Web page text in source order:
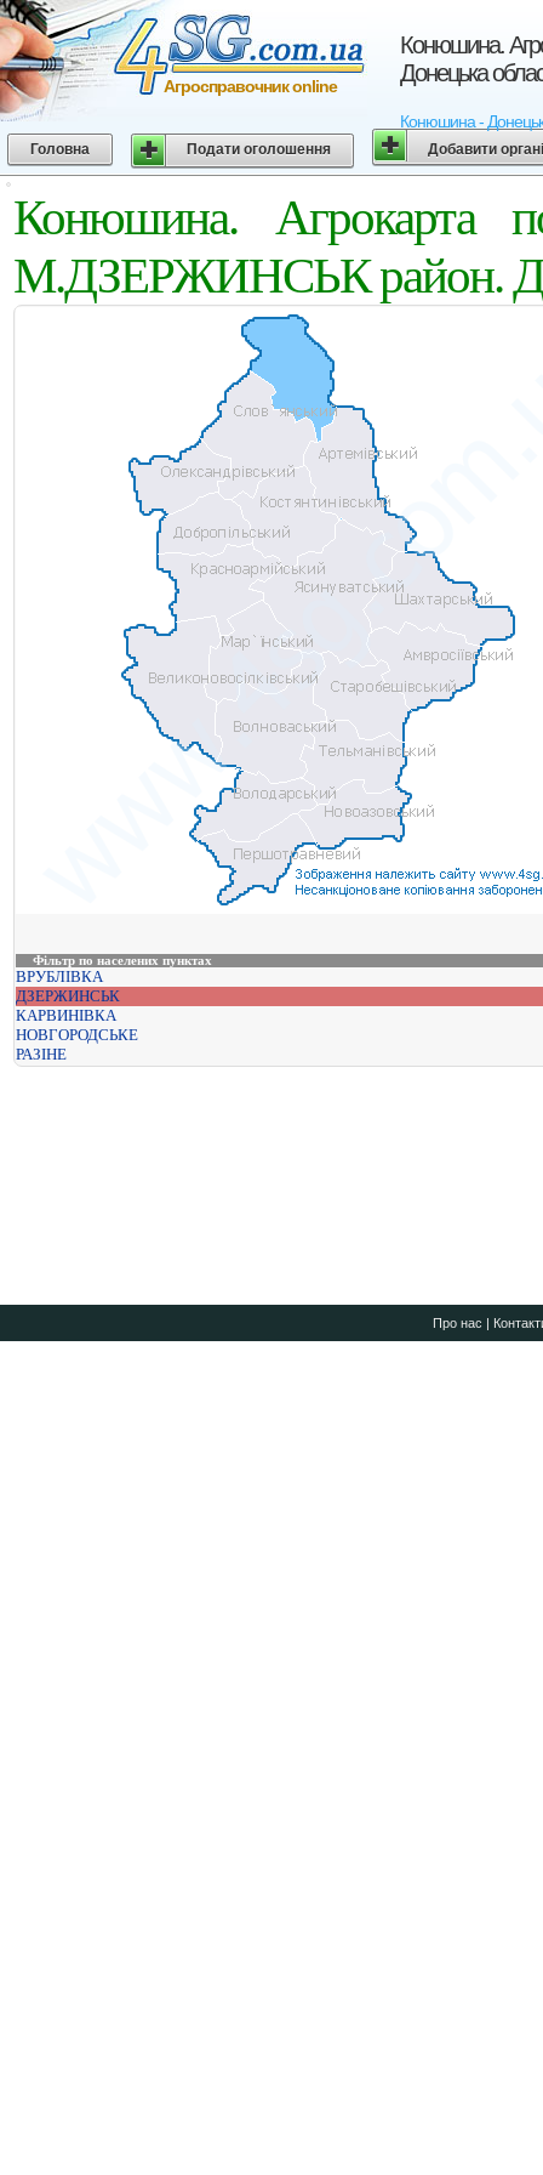
Конюшина.
Донецька
Конюшина -
Агросправочник online
Головна Подати оголошення Добавити
Конюшина. Агрокарта
М.ДЗЕРЖИНСЬК район.
Фільтр по населених пунктах
ВРУБЛІВКА
ДЗЕРЖИНСЬК
КАРВИНІВКА
НОВГОРОДСЬКЕ
РАЗІНЕ
Про нас |